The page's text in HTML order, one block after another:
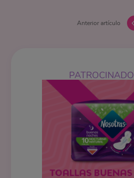
Anterior artículo
PATROCINADO